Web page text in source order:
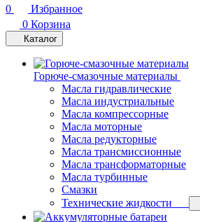
0
Избранное
0 Корзина
Каталог
Горюче-смазочные материалы
Масла гидравлические
Масла индустриальные
Масла компрессорные
Масла моторные
Масла редукторные
Масла трансмиссионные
Масла трансформаторные
Масла турбинные
Смазки
Технические жидкости